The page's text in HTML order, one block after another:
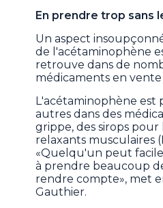
En prendre trop sans
Un aspect
de l'acétaminophène
retrouve dans de
médicaments en
L'acétaminophène est
autres dans des
grippe, des sirops
relaxants musculaires
«Quelqu'un peut
à prendre beaucoup
rendre compte», met
Gauthier.